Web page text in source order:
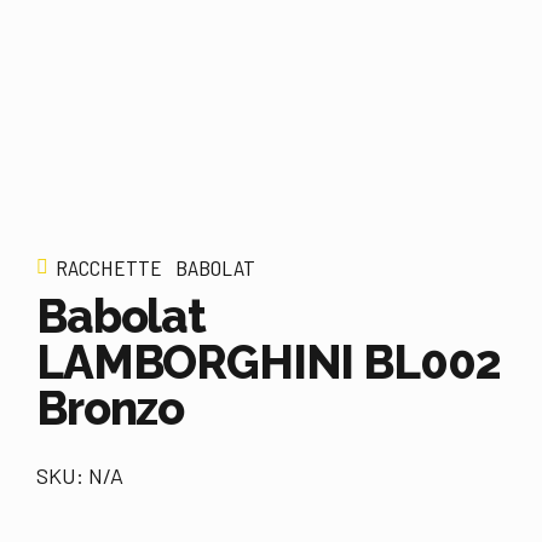
RACCHETTE BABOLAT
Babolat
LAMBORGHINI BL002
Bronzo
SKU: N/A